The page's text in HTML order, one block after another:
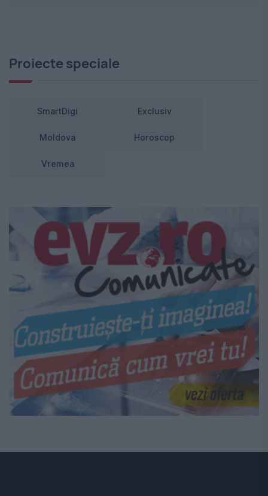
Proiecte speciale
SmartDigi Exclusiv
Moldova Horoscop
Vremea